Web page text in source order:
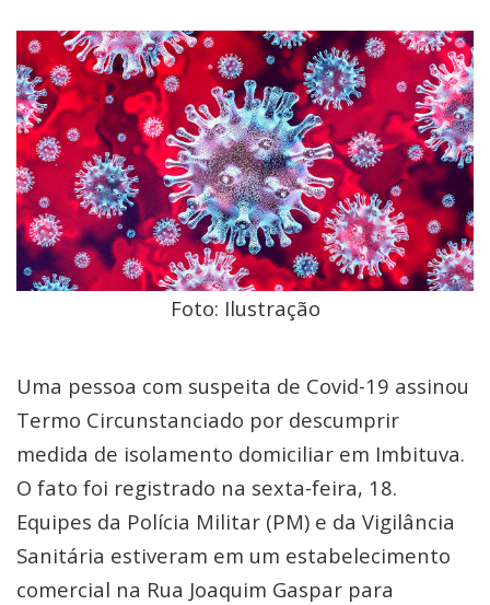
Foto: Ilustração
Uma pessoa com suspeita de Covid-19 assinou
Termo Circunstanciado por descumprir
medida de isolamento domiciliar em Imbituva.
O fato foi registrado na sexta-feira, 18.
Equipes da Polícia Militar (PM) e da Vigilância
Sanitária estiveram em um estabelecimento
comercial na Rua Joaquim Gaspar para